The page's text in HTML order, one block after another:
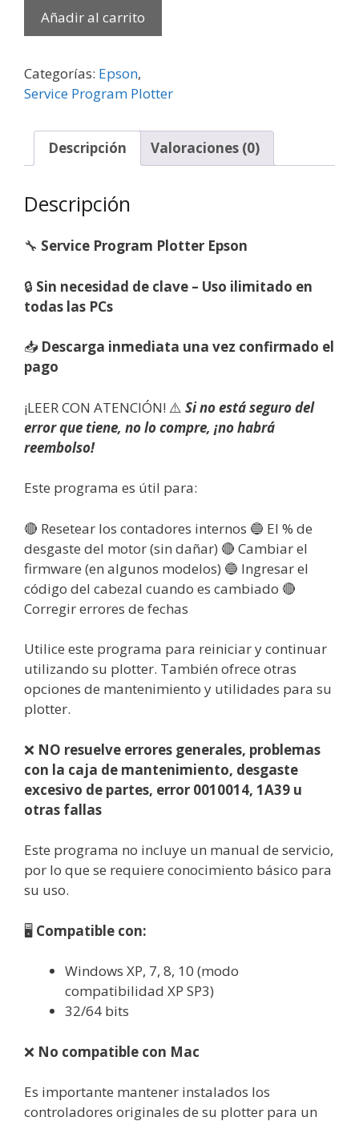
Añadir al carrito
Categorías: Epson,
Service Program Plotter
Descripción Valoraciones (0)
Descripción
🔧 Service Program Plotter Epson
🔒 Sin necesidad de clave – Uso ilimitado en
todas las PCs
📥 Descarga inmediata una vez confirmado el
pago
¡LEER CON ATENCIÓN! ⚠️ Si no está seguro del
error que tiene, no lo compre, ¡no habrá
reembolso!
Este programa es útil para:
🔴 Resetear los contadores internos 🔵 El % de
desgaste del motor (sin dañar) 🔴 Cambiar el
firmware (en algunos modelos) 🔵 Ingresar el
código del cabezal cuando es cambiado 🔴
Corregir errores de fechas
Utilice este programa para reiniciar y continuar
utilizando su plotter. También ofrece otras
opciones de mantenimiento y utilidades para su
plotter.
❌ NO resuelve errores generales, problemas
con la caja de mantenimiento, desgaste
excesivo de partes, error 0010014, 1A39 u
otras fallas
Este programa no incluye un manual de servicio,
por lo que se requiere conocimiento básico para
su uso.
🖥️ Compatible con:
Windows XP, 7, 8, 10 (modo
compatibilidad XP SP3)
32/64 bits
❌ No compatible con Mac
Es importante mantener instalados los
controladores originales de su plotter para un